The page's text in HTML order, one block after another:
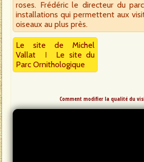
roses. Frédéric le directeur du
installations qui permettent aux
oiseaux au plus près.
Le site de Michel
Vallat
I Le site du
Parc Ornithologique
Comment modifier la qualité du